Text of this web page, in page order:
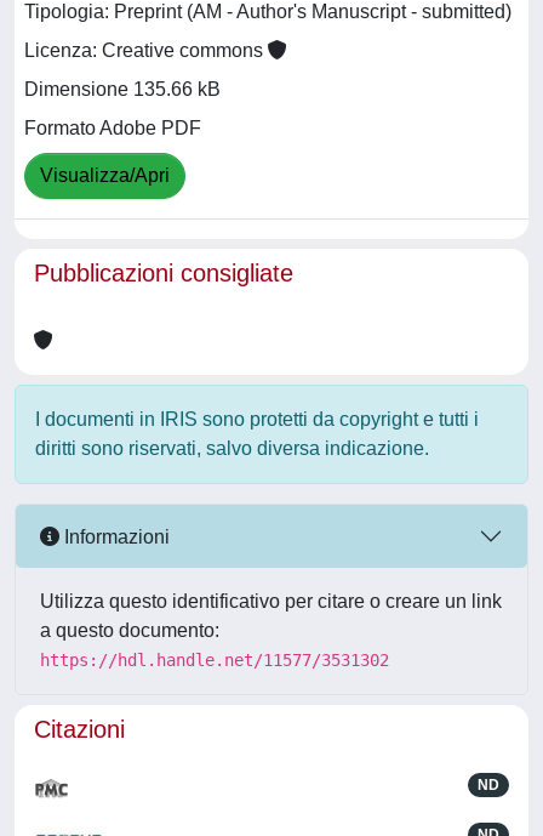
Tipologia: Preprint (AM - Author's Manuscript - submitted)
Licenza: Creative commons
Dimensione 135.66 kB
Formato Adobe PDF
Visualizza/Apri
Pubblicazioni consigliate
I documenti in IRIS sono protetti da copyright e tutti i
diritti sono riservati, salvo diversa indicazione.
Informazioni
Utilizza questo identificativo per citare o creare un link
a questo documento:
https://hdl.handle.net/11577/3531302
Citazioni
ND